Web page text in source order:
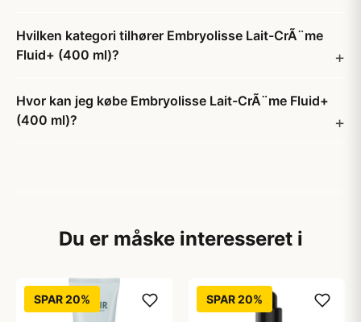
Hvilken kategori tilhører Embryolisse Lait-CrÃ¨me
Fluid+ (400 ml)?
Hvor kan jeg købe Embryolisse Lait-CrÃ¨me Fluid+
(400 ml)?
Du er måske interesseret i
SPAR 20% SPAR 20%